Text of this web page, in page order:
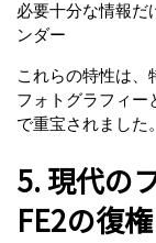
必要十分な情報だ
ンダー
これらの特性は、
フォトグラフィー
で重宝されました。
5. 現代の
FE2の復権